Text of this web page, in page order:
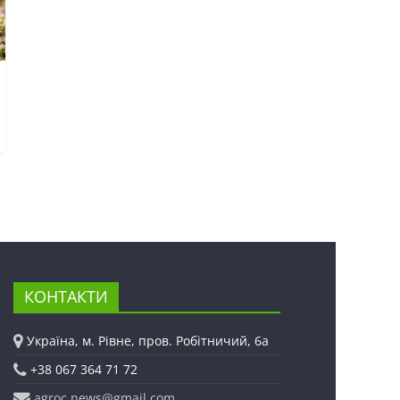
КОНТАКТИ
Україна, м. Рівне, пров. Робітничий, 6а
+38 067 364 71 72